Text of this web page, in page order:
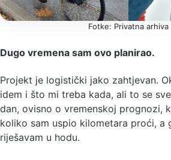
Fotke: Privatna arhiva
Dugo vremena sam ovo planirao.
Projekt je logistički jako zahtjevan.
idem i što mi treba kada, ali to se
dan, ovisno o vremenskoj prognozi,
koliko sam uspio kilometara proći, a
riješavam u hodu.